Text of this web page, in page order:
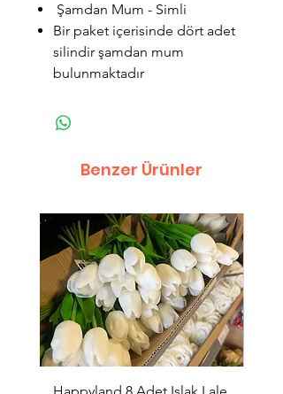
Şamdan Mum - Simli
Bir paket içerisinde dört adet
silindir şamdan mum
bulunmaktadır
Benzer Ürünler
Happyland 8 Adet Islak Lale